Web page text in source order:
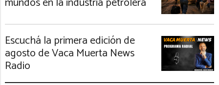
Escuchá la primera edición de
agosto de Vaca Muerta News
Radio